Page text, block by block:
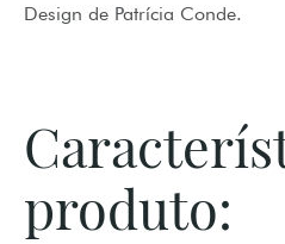
Design de Patrícia Conde.
produto: